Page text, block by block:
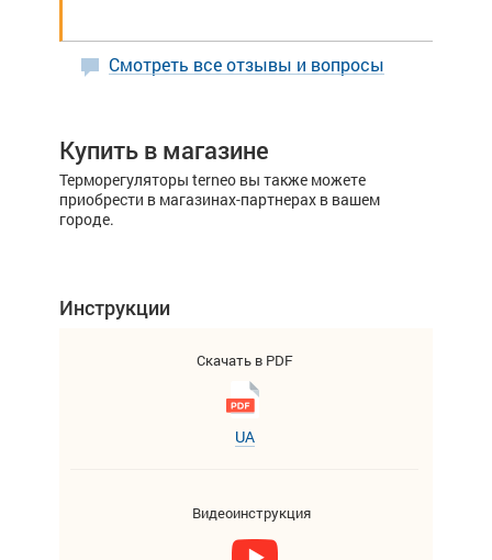
Смотреть все отзывы и вопросы
Купить в магазине
Терморегуляторы terneo вы также можете
приобрести в магазинах-партнерах в вашем
городе.
Инструкции
Скачать в PDF
UA
Видеоинструкция